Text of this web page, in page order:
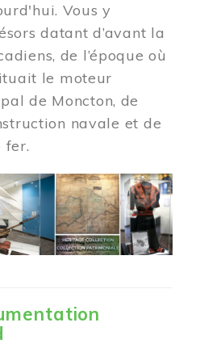
Vous y
datant d’avant la
de l’époque où
le moteur
de Moncton, de
navale et de
fer.